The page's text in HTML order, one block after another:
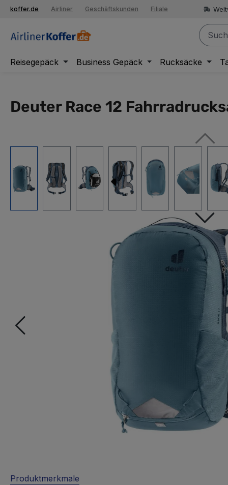
Zur Hauptnavigation springen
koffer.de Airliner Geschäftskunden Filiale
Reisegepäck Business Gepäck Rucksäcke
Deuter Race 12
Produktmerkmale